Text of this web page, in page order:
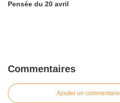
Pensée du 20 avril
Commentaires
Ajouter un commentaire